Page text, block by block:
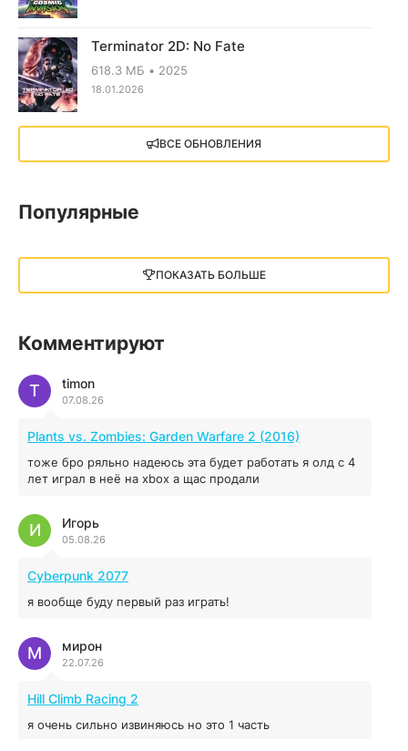
Terminator 2D: No Fate
618.3 МБ 2025
18.01.2026
X4: Foundations (2018)
13.73 GB 2018
13 ГБ 2025
illWill
04.12.2025
MAFIA: THE OLD COUNTRY
44.98 ГБ 2025
04.12.2025
Red Chaos - The Strict Order
04.12.2025
16.95 ГБ
04.12.2025
ВСЕ ОБНОВЛЕНИЯ
Популярные
ПОКАЗАТЬ БОЛЬШЕ
Комментируют
timon
07.08.26
T
Plants vs. Zombies: Garden Warfare 2 (2016)
тоже бро ряльно надеюсь эта будет работать я олд с 4
лет играл в неё на xbox а щас продали
Игорь
05.08.26
И
Cyberpunk 2077
я вообще буду первый раз играть!
мирон
22.07.26
М
Hill Climb Racing 2
я очень сильно извиняюсь но это 1 часть